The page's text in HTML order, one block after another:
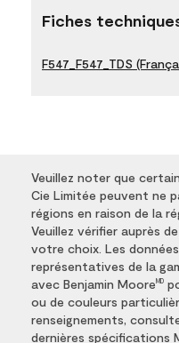
Fiches
F547_F547_TDS
Veuillez noter que
Cie Limitée peuvent ne
régions en raison de la
Veuillez vérifier auprès
votre choix. Les
représentatives de la
avec Benjamin Moore MD
ou de couleurs
renseignements,
dernières spécifications